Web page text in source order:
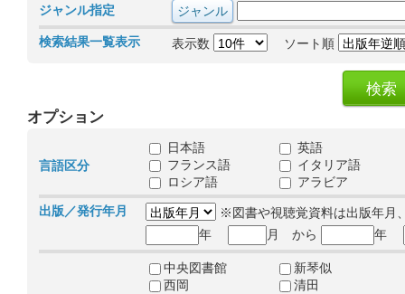
ジャンル指定
検索結果一覧表示 表示数 ソート順
オプション
言語区分
日本語
英語
フランス語
イタリア語
ロシア語
アラビア
出版／発行年月
※図書や視聴覚資料は出版年月
年
月 から 年
中央図書館
新琴似
西岡
清田